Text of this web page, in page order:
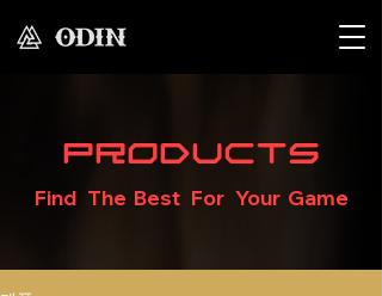
Products
Find The Best For Your Game